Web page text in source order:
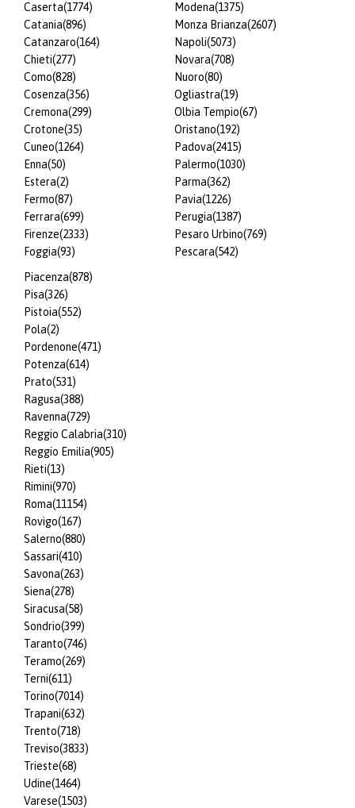
Caserta(1774)
Catania(896)
Catanzaro(164)
Chieti(277)
Como(828)
Cosenza(356)
Cremona(299)
Crotone(35)
Cuneo(1264)
Enna(50)
Estera(2)
Fermo(87)
Ferrara(699)
Firenze(2333)
Foggia(93)
Modena(1375)
Monza Brianza(2607)
Napoli(5073)
Novara(708)
Nuoro(80)
Ogliastra(19)
Olbia Tempio(67)
Oristano(192)
Padova(2415)
Palermo(1030)
Parma(362)
Pavia(1226)
Perugia(1387)
Pesaro Urbino(769)
Pescara(542)
Piacenza(878)
Pisa(326)
Pistoia(552)
Pola(2)
Pordenone(471)
Potenza(614)
Prato(531)
Ragusa(388)
Ravenna(729)
Reggio Calabria(310)
Reggio Emilia(905)
Rieti(13)
Rimini(970)
Roma(11154)
Rovigo(167)
Salerno(880)
Sassari(410)
Savona(263)
Siena(278)
Siracusa(58)
Sondrio(399)
Taranto(746)
Teramo(269)
Terni(611)
Torino(7014)
Trapani(632)
Trento(718)
Treviso(3833)
Trieste(68)
Udine(1464)
Varese(1503)